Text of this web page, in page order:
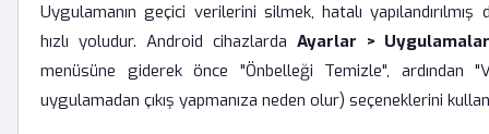
Uygulamanın geçici verilerini silmek, hatalı
hızlı yoludur. Android cihazlarda Ayarlar >
menüsüne giderek önce "Önbelleği Temizle", ardından
uygulamadan çıkış yapmanıza neden olur) seçeneklerini